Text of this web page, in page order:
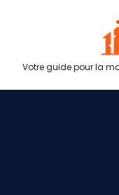
Votre guide pour la